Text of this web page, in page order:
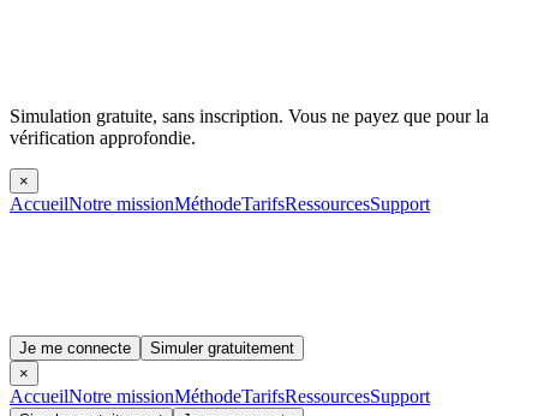
Simulation gratuite, sans inscription. Vous ne payez que pour la
vérification approfondie.
×
AccueilNotre missionMéthodeTarifsRessourcesSupport
Je me connecte
Simuler gratuitement
×
AccueilNotre missionMéthodeTarifsRessourcesSupport